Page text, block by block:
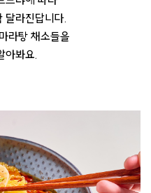
달라진답니다.
라탕 채소들을
아봐요.